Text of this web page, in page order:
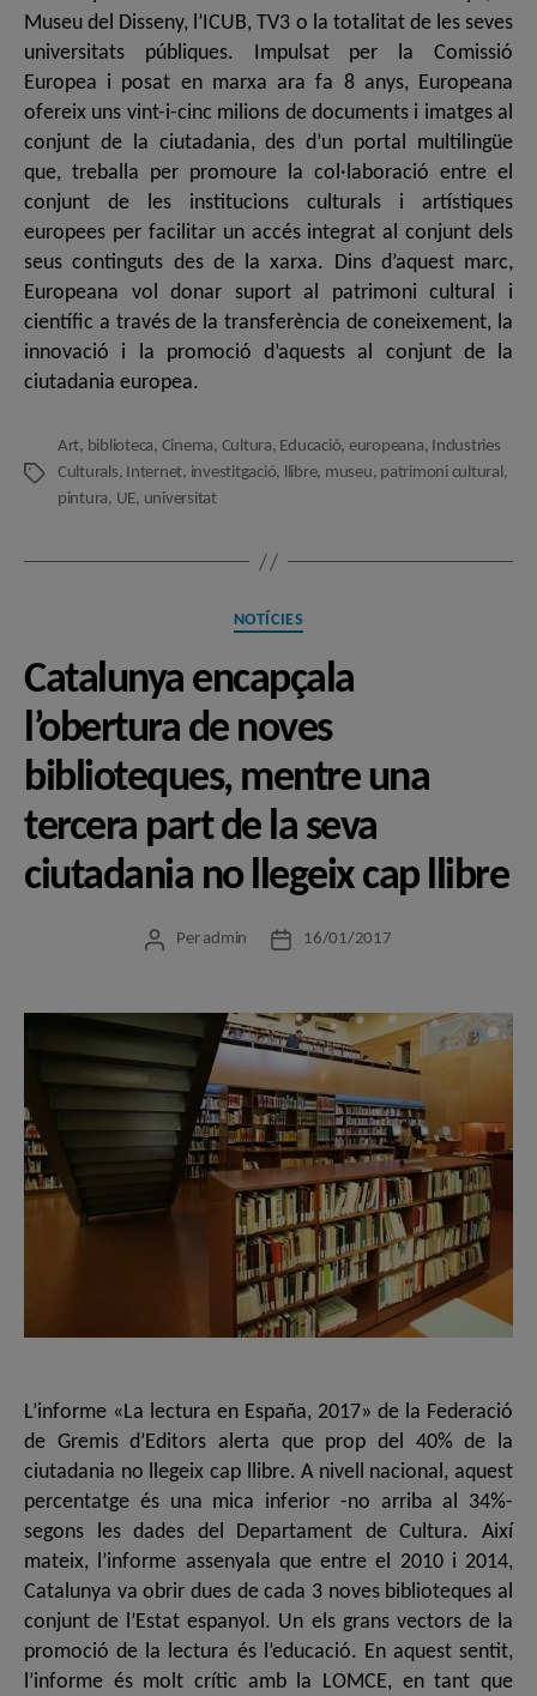
Museu del Disseny, l’ICUB, TV3 o la totalitat de les seves
universitats públiques. Impulsat per la Comissió
Europea i posat en marxa ara fa 8 anys, Europeana
ofereix uns vint-i-cinc milions de documents i imatges al
conjunt de la ciutadania, des d’un portal multilingüe
que, treballa per promoure la col·laboració entre el
conjunt de les institucions culturals i artístiques
europees per facilitar un accés integrat al conjunt dels
seus continguts des de la xarxa. Dins d’aquest marc,
Europeana vol donar suport al patrimoni cultural i
científic a través de la transferència de coneixement, la
innovació i la promoció d’aquests al conjunt de la
ciutadania europea.
Etiquetes
Art, biblioteca, Cinema, Cultura, Educació, europeana, Industries
Culturals, Internet, investitgació, llibre, museu, patrimoni cultural,
pintura, UE, universitat
Categories
NOTÍCIES
Catalunya encapçala
l’obertura de noves
biblioteques, mentre una
tercera part de la seva
ciutadania no llegeix cap llibre
Autor
Per admin
Data16/01/2017
L’informe «La lectura en España, 2017» de la Federació
de Gremis d’Editors alerta que prop del 40% de la
ciutadania no llegeix cap llibre. A nivell nacional, aquest
percentatge és una mica inferior -no arriba al 34%-
segons les dades del Departament de Cultura. Així
mateix, l’informe assenyala que entre el 2010 i 2014,
Catalunya va obrir dues de cada 3 noves biblioteques al
conjunt de l’Estat espanyol. Un els grans vectors de la
promoció de la lectura és l’educació. En aquest sentit,
l’informe és molt crític amb la LOMCE, en tant que